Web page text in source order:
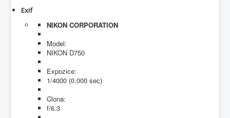
Exif
NIKON CORPORATION
Model:
NIKON D750
Expozice:
1/4000 (0.000 sec)
Clona:
f/6.3